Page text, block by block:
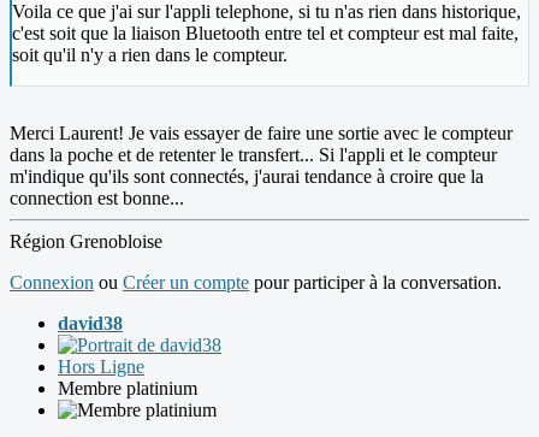
Voila ce que j'ai sur l'appli telephone, si tu n'as rien dans historique,
c'est soit que la liaison Bluetooth entre tel et compteur est mal faite,
soit qu'il n'y a rien dans le compteur.
Merci Laurent! Je vais essayer de faire une sortie avec le compteur
dans la poche et de retenter le transfert... Si l'appli et le compteur
m'indique qu'ils sont connectés, j'aurai tendance à croire que la
connection est bonne...
Région Grenobloise
Connexion ou Créer un compte pour participer à la conversation.
david38
Hors Ligne
Membre platinium